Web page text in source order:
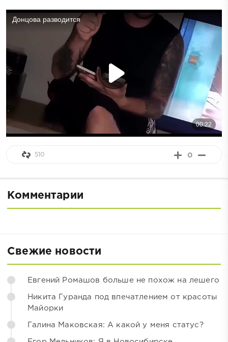
0
510
Комментарии
Свежие новости
Евгений Ромашов больше не похож на лешего
Никита Гуранда под впечатлением от красоты
Майорки
Галина Маковская: А какой у меня статус?